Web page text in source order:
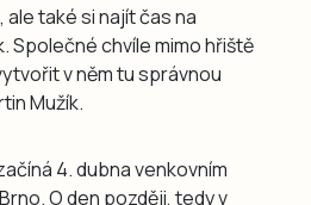
také si najít čas na
Společné chvíle mimo hřiště
v něm tu správnou
Mužík.
4. dubna venkovním
O den později, tedy v